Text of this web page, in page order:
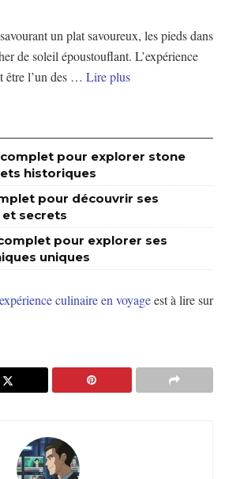
un plat savoureux, les pieds dans
de soleil époustouflant. L’expérience
être l’un des … Lire plus
pour explorer stone
historiques
pour découvrir ses
secrets
pour explorer ses
uniques
culinaire en voyageest à lire sur